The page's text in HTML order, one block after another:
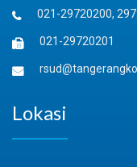
021-29720200,
021-29720201
Lokasi